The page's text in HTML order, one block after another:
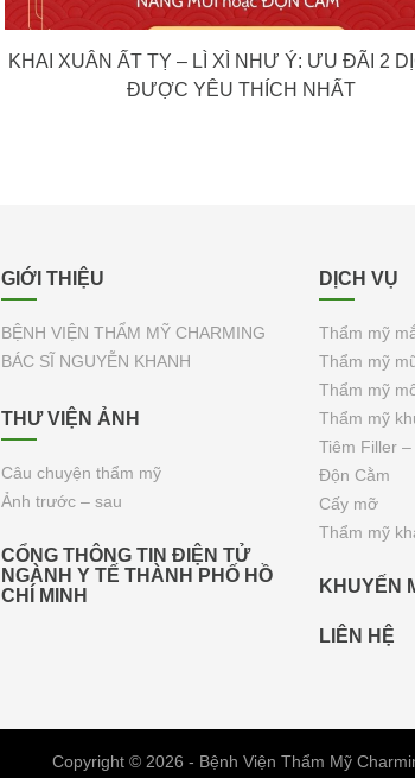
KHAI XUÂN ẤT TỴ – LÌ XÌ NHƯ Ý: ƯU ĐÃI 2
ĐƯỢC YÊU THÍCH NHẤT
GIỚI THIỆU
BỆNH VIỆN THẨM MỸ CHARMING
BÁC SĨ NGUYỄN KHANH
THƯ VIỆN ẢNH
Câu chuyện thẩm mỹ
Ảnh trước – sau
CỔNG THÔNG TIN ĐIỆN TỬ
NGÀNH Y TẾ THÀNH PHỐ HỒ
CHÍ MINH
DỊCH VỤ
Thẩm mỹ
Thẩm mỹ
Thẩm mỹ
Thẩm mỹ
Tiêm Filler
Độn Cằm
Cấy mỡ
Thẩm mỹ
KHUYẾN
LIÊN HỆ
Copyright © 2026 - Bệnh Viện Thẩm Mỹ